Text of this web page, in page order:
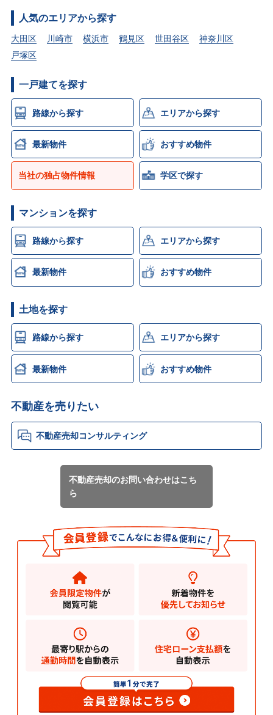
人気のエリアから探す
大田区 川崎市 横浜市 鶴見区 世田谷区
神奈川区
戸塚区
一戸建てを探す
路線から探す エリアから探す
最新物件 おすすめ物件
当社の独占物件情報 学区で探す
マンションを探す
路線から探す エリアから探す
最新物件 おすすめ物件
土地を探す
路線から探す エリアから探す
最新物件 おすすめ物件
不動産を売りたい
不動産売却コンサルティング
不動産売却のお問い合わせはこち
ら